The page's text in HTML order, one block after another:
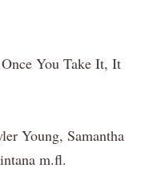
You Take It, It
Young, Samantha
m.fl.